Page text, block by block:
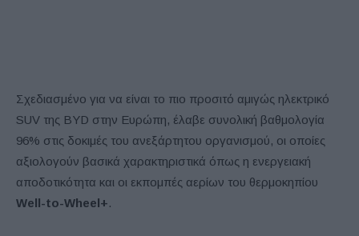
Σχεδιασμένο για να είναι το πιο προσιτό αμιγώς ηλεκτρικό
SUV της BYD στην Ευρώπη, έλαβε συνολική βαθμολογία
96% στις δοκιμές του ανεξάρτητου οργανισμού, οι οποίες
αξιολογούν βασικά χαρακτηριστικά όπως η ενεργειακή
αποδοτικότητα και οι εκπομπές αερίων του θερμοκηπίου
Well-to-Wheel+.